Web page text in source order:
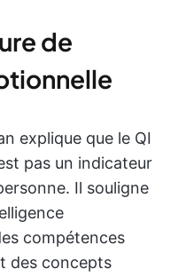
de
explique que le QI
pas un indicateur
Il souligne
compétences
des concepts